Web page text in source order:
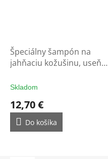
Špeciálny šampón na
jahňaciu kožušinu, useň a
Skladom
12,70 €
Do košíka